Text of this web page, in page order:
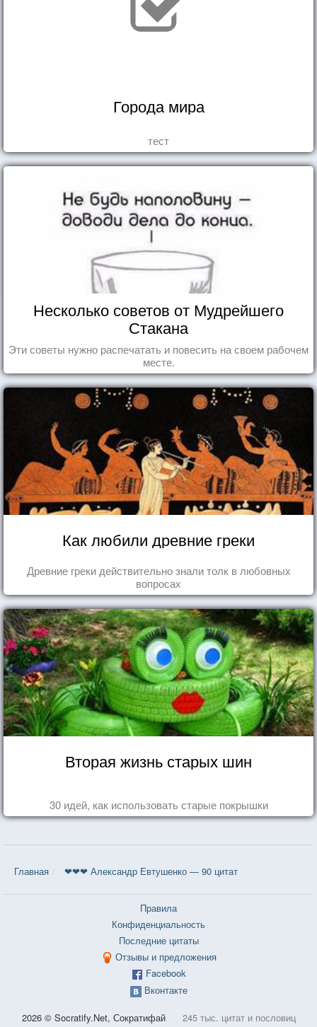
Города мира
тест
Несколько советов от Мудрейшего
Стакана
Эти советы нужно распечатать и повесить на своем рабочем
месте.
Как любили древние греки
Древние греки действительно знали толк в любовных
вопросах
Вторая жизнь старых шин
30 идей, как использовать старые покрышки
Главная ❤❤❤ Александр Евтушенко — 90 цитат
Правила
Конфиденциальность
Последние цитаты
Отзывы и предложения
Facebook
Вконтакте
2026 © Socratify.Net, Сократифай 245 тыс. цитат и пословиц